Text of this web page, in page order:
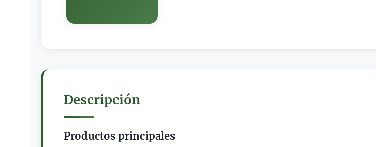
Descripción
Productos principales